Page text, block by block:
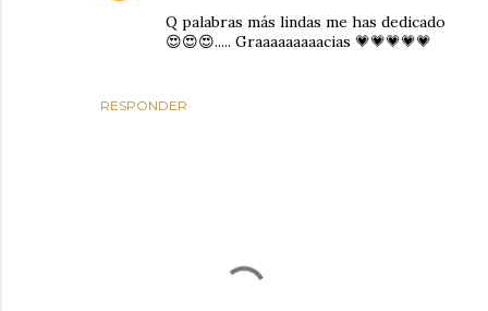
RESPONDER
Q palabras más lindas me has dedicado
😍😍😍..... Graaaaaaaaacias 💗💗💗💗💗